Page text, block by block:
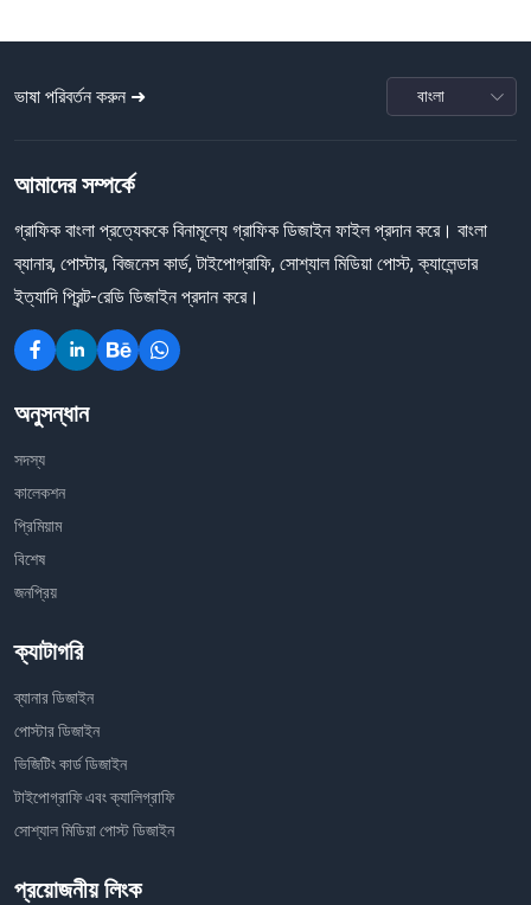
ভাষা পরিবর্তন করুন ➜
আমাদের সম্পর্কে
গ্রাফিক বাংলা প্রত্যেককে বিনামূল্যে গ্রাফিক ডিজাইন ফাইল প্রদান করে। বাংলা
ব্যানার, পোস্টার, বিজনেস কার্ড, টাইপোগ্রাফি, সোশ্যাল মিডিয়া পোস্ট, ক্যালেন্ডার
ইত্যাদি প্রিন্ট-রেডি ডিজাইন প্রদান করে।
অনুসন্ধান
সদস্য
কালেকশন
প্রিমিয়াম
বিশেষ
জনপ্রিয়
ক্যাটাগরি
ব্যানার ডিজাইন
পোস্টার ডিজাইন
ভিজিটিং কার্ড ডিজাইন
টাইপোগ্রাফি এবং ক্যালিগ্রাফি
সোশ্যাল মিডিয়া পোস্ট ডিজাইন
প্রয়োজনীয় লিংক